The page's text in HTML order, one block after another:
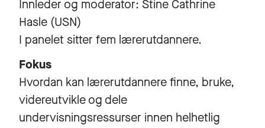
Innleder og moderator: Stine Cathrine
Hasle (USN)
I panelet sitter fem lærerutdannere.
Fokus
Hvordan kan lærerutdannere finne, bruke,
videreutvikle og dele
undervisningsressurser innen helhetlig